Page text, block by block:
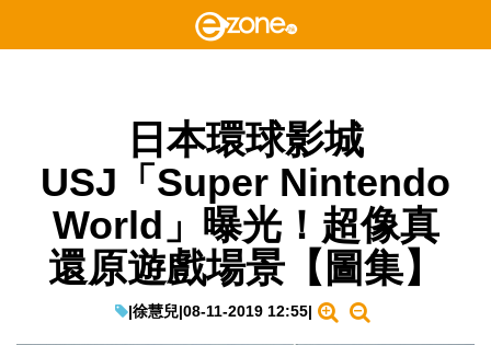
日本環球影城
USJ「Super Nintendo
World」曝光！超像真
還原遊戲場景【圖集】
|徐慧兒|08-11-2019 12:55|